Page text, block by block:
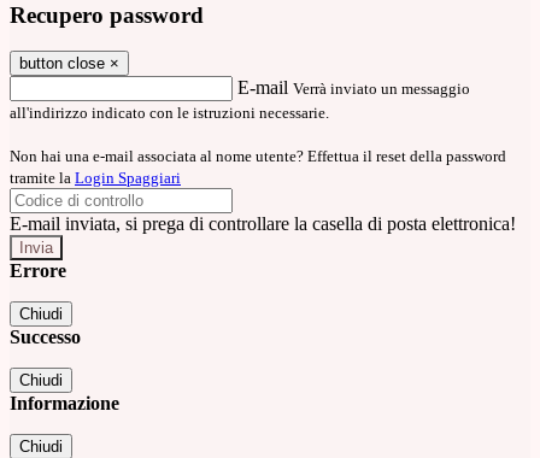
Recupero password
button close ×
E-mail Verrà inviato un messaggio
all'indirizzo indicato con le istruzioni necessarie.
Non hai una e-mail associata al nome utente? Effettua il reset della password
tramite la Login Spaggiari
E-mail inviata, si prega di controllare la casella di posta elettronica!
Errore
Chiudi
Successo
Chiudi
Informazione
Chiudi